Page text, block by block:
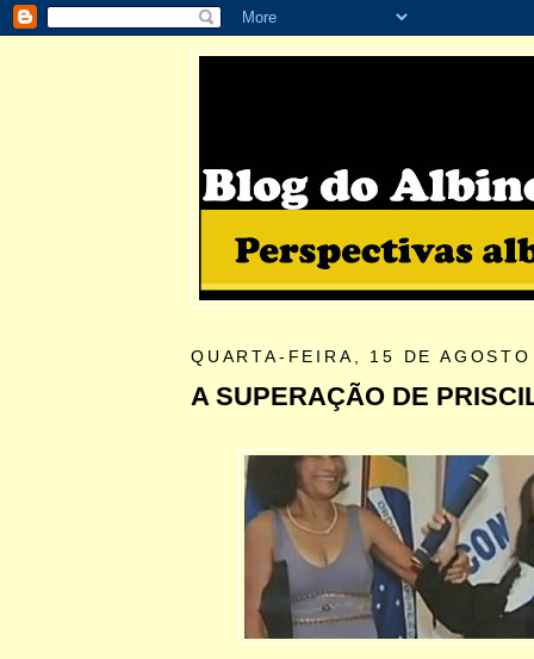
QUARTA-FEIRA, 15 DE
A SUPERAÇÃO DE